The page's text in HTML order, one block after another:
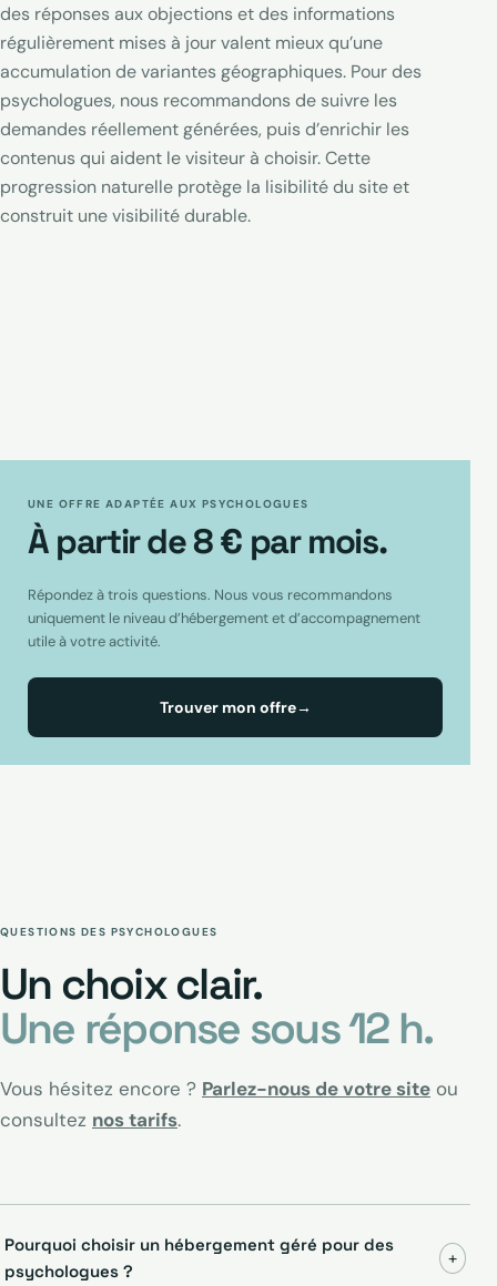
des réponses aux objections et des informations
régulièrement mises à jour valent mieux qu’une
accumulation de variantes géographiques. Pour des
psychologues, nous recommandons de suivre les
demandes réellement générées, puis d’enrichir les
contenus qui aident le visiteur à choisir. Cette
progression naturelle protège la lisibilité du site et
construit une visibilité durable.
UNE OFFRE ADAPTÉE AUX PSYCHOLOGUES
À partir de 8 € par mois.
Répondez à trois questions. Nous vous recommandons
uniquement le niveau d’hébergement et d’accompagnement
utile à votre activité.
Trouver mon offre→
QUESTIONS DES PSYCHOLOGUES
Un choix clair.
Une réponse sous 12 h.
Vous hésitez encore ? Parlez-nous de votre site ou
consultez nos tarifs.
Pourquoi choisir un hébergement géré pour des
psychologues ?
+